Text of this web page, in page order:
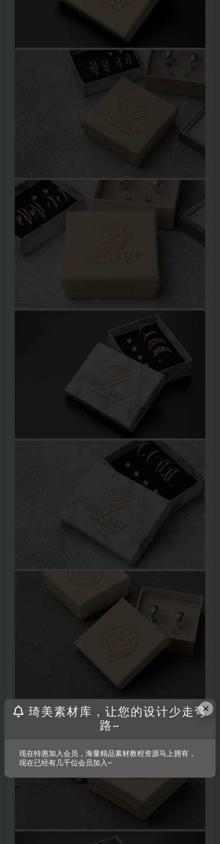
×
琦美素材库，让您的设计少走弯
路~
现在特惠加入会员，海量精品素材教程资源马上拥有，
现在已经有几千位会员加入~